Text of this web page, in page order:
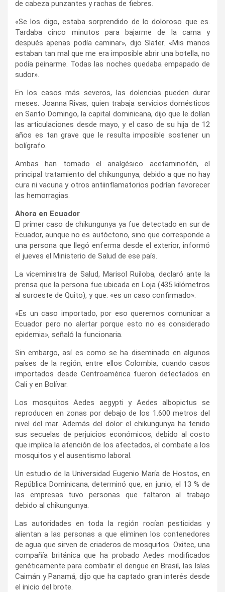
de cabeza punzantes y rachas de fiebres.
«Se los digo, estaba sorprendido de lo doloroso que es.
Tardaba cinco minutos para bajarme de la cama y
después apenas podía caminar», dijo Slater. «Mis manos
estaban tan mal que me era imposible abrir una botella, no
podía peinarme. Todas las noches quedaba empapado de
sudor».
En los casos más severos, las dolencias pueden durar
meses. Joanna Rivas, quien trabaja servicios domésticos
en Santo Domingo, la capital dominicana, dijo que le dolían
las articulaciones desde mayo, y el caso de su hija de 12
años es tan grave que le resulta imposible sostener un
bolígrafo.
Ambas han tomado el analgésico acetaminofén, el
principal tratamiento del chikungunya, debido a que no hay
cura ni vacuna y otros antiinflamatorios podrían favorecer
las hemorragias.
Ahora en Ecuador
El primer caso de chikungunya ya fue detectado en sur de
Ecuador, aunque no es autóctono, sino que corresponde a
una persona que llegó enferma desde el exterior, informó
el jueves el Ministerio de Salud de ese país.
La viceministra de Salud, Marisol Ruiloba, declaró ante la
prensa que la persona fue ubicada en Loja (435 kilómetros
al suroeste de Quito), y que: «es un caso confirmado».
«Es un caso importado, por eso queremos comunicar a
Ecuador pero no alertar porque esto no es considerado
epidemia», señaló la funcionaria.
Sin embargo, así es como se ha diseminado en algunos
países de la región, entre ellos Colombia, cuando casos
importados desde Centroamérica fueron detectados en
Cali y en Bolívar.
Los mosquitos Aedes aegypti y Aedes albopictus se
reproducen en zonas por debajo de los 1.600 metros del
nivel del mar. Además del dolor el chikungunya ha tenido
sus secuelas de perjuicios económicos, debido al costo
que implica la atención de los afectados, el combate a los
mosquitos y el ausentismo laboral.
Un estudio de la Universidad Eugenio María de Hostos, en
República Dominicana, determinó que, en junio, el 13 % de
las empresas tuvo personas que faltaron al trabajo
debido al chikungunya.
Las autoridades en toda la región rocían pesticidas y
alientan a las personas a que eliminen los contenedores
de agua que sirven de criaderos de mosquitos. Oxitec, una
compañía británica que ha probado Aedes modificados
genéticamente para combatir el dengue en Brasil, las Islas
Caimán y Panamá, dijo que ha captado gran interés desde
el inicio del brote.